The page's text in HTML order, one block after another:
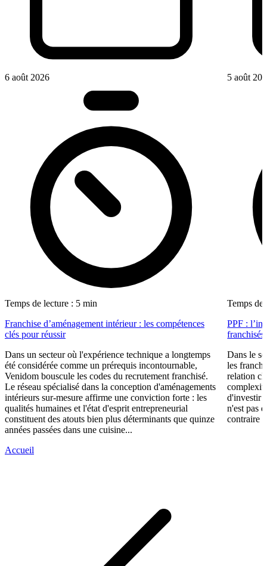
6 août 2026
Temps de lecture : 5 min
Franchise d’aménagement intérieur : les compétences
clés pour réussir
Dans un secteur où l'expérience technique a longtemps
été considérée comme un prérequis incontournable,
Venidom bouscule les codes du recrutement franchisé.
Le réseau spécialisé dans la conception d'aménagements
intérieurs sur-mesure affirme une conviction forte : les
qualités humaines et l'état d'esprit entrepreneurial
constituent des atouts bien plus déterminants que quinze
années passées dans une cuisine...
5 août
Temps de
PPF :
franchisés
Dans le
les
relation
d'investir
n'est pas
contraire
Accueil